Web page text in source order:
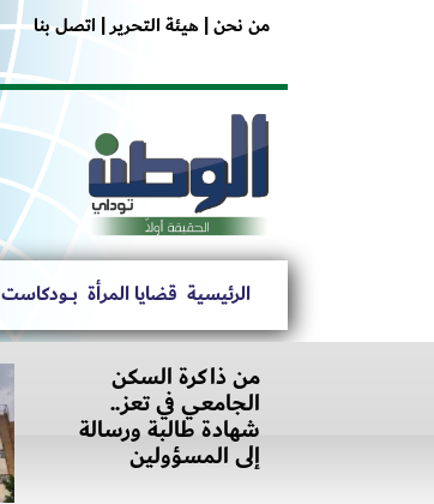
من نحن |هيئة التحرير | اتصل بنا
الرئيسية قضايا المرأة بــــودكاست
من ذاكرة السكن
الجامعي في تعز..
شهادة طالبة ورسالة
إلى المسؤولين